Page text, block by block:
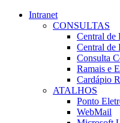
Intranet
CONSULTAS
Central de
Central de
Consulta
Ramais e
Cardápio
ATALHOS
Ponto
WebMail